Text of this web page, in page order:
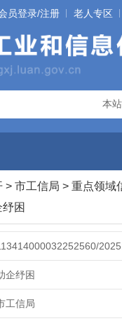
员登录/注册 老人专区
> 市工信局 > 重点领域
纾困
企纾困
工信局